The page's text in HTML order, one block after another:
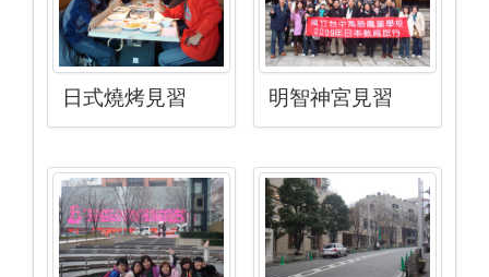
日式燒烤見習 明智神宮見習